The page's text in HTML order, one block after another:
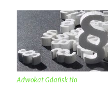
Adwokat Gdańsk tło